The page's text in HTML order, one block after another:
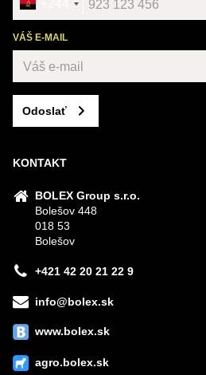
VÁŠ E-MAIL
Odoslať
KONTAKT
BOLEX Group s.r.o.
Bolešov 448
018 53
Bolešov
+421 42 20 21 22 9
info@bolex.sk
www.bolex.sk
agro.bolex.sk